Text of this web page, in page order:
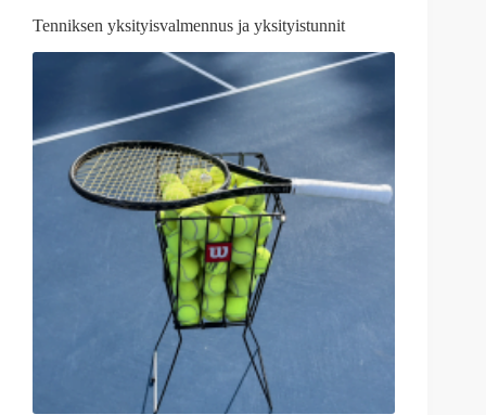
Tenniksen yksityisvalmennus ja yksityistunnit